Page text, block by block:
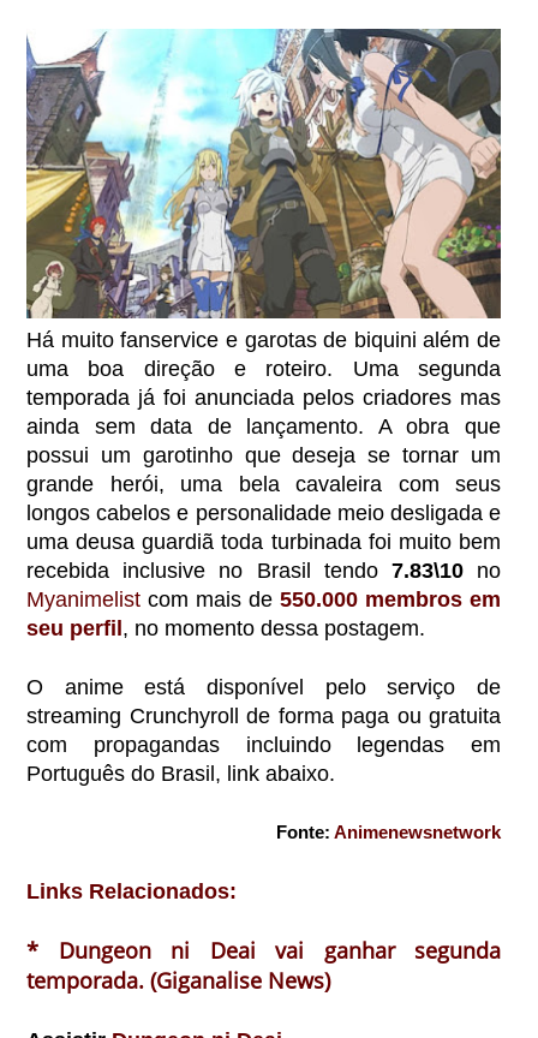
Há muito fanservice e garotas de biquini além de
uma boa direção e roteiro. Uma segunda
temporada já foi anunciada pelos criadores mas
ainda sem data de lançamento. A obra que
possui um garotinho que deseja se tornar um
grande herói, uma bela cavaleira com seus
longos cabelos e personalidade meio desligada e
uma deusa guardiã toda turbinada foi muito bem
recebida inclusive no Brasil tendo 7.83\10no
Myanimelist com mais de550.000 membros em
seu perfil, no momento dessa postagem.
O anime está disponível pelo serviço de
streaming Crunchyroll de forma paga ou gratuita
com propagandas incluindo legendas em
Português do Brasil, link abaixo.
Fonte:Animenewsnetwork
Links Relacionados:
* Dungeon ni Deai vai ganhar segunda
temporada. (Giganalise News)